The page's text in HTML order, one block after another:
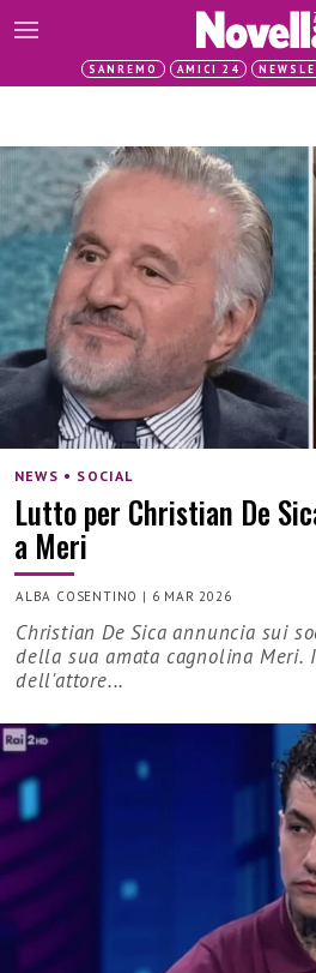
SANREMO AMICI 24
NEWS • SOCIAL
Lutto per Christian De
a Meri
ALBA COSENTINO | 6 MAR 2026
Christian De Sica annuncia sui
della sua amata cagnolina Meri.
dell'attore...